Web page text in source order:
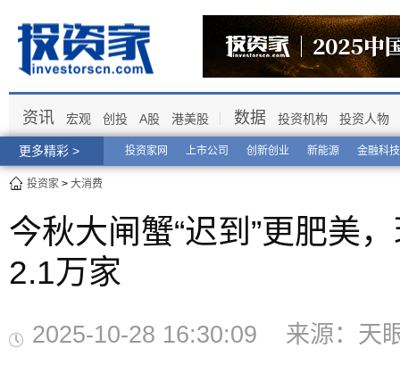
更多精彩 > 投资家网 上市公司 创新创业 新能源 金融科技
资讯 宏观 创投 A股 港美股 数据 投资机构 投资人物
投资家 > 大消费
今秋大闸蟹“迟到”更肥美
2.1万家
2025-10-28 16:30:09 来源：